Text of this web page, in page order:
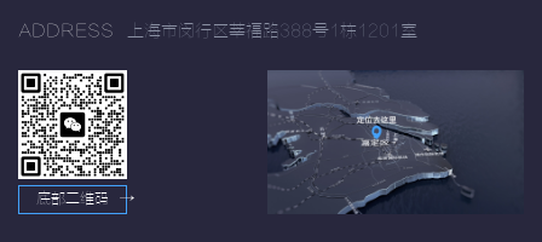
ADDRESS 上海市闵行区莘福路388号1栋1201室
底部二维码 →